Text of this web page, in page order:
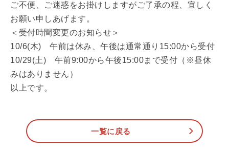
ご不便、ご迷惑をお掛けしますがご了承の程、宜しく
お願い申しあげます。
＜受付時間変更のお知らせ＞
10/6(木) 午前は休み、午後は通常通り15:00から受付
10/29(土) 午前9:00から午後15:00まで受付（※昼休
みはありません）
以上です。
一覧に戻る